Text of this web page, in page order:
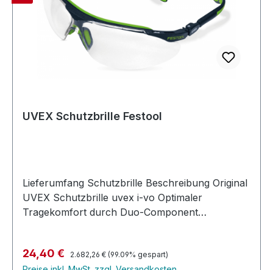
UVEX Schutzbrille Festool
Lieferumfang Schutzbrille Beschreibung Original
UVEX Schutzbrille uvex i-vo Optimaler
Tragekomfort durch Duo-Component
Druckstellen Quattroflex-Bügel mit Bügelneigung
Verkaufspreis:
24,40 € Regulärer Preis:
2.682,26 € (99.09% gespart)